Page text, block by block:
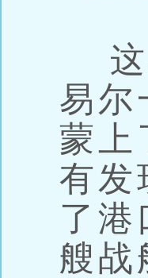
这
易尔
蒙上
有发
了
艘战